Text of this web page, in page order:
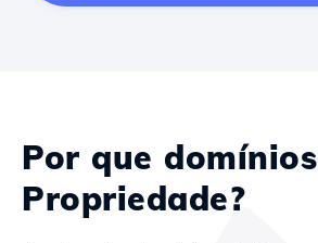
Por que domínios
Propriedade?